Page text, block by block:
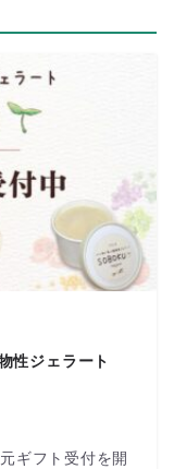
性ジェラート
ギフト受付を開